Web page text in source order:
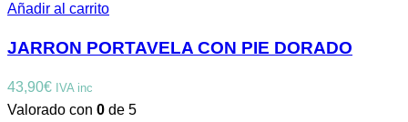
Añadir al carrito
JARRON PORTAVELA CON PIE DORADO
43,90€ IVA inc
Valorado con 0 de 5